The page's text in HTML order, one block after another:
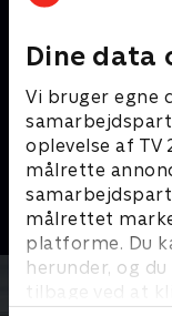
Dine data
Vi bruger egne
oplevelse af TV
målrette
målrettet
platforme. Du
herunder, og
tilbage ved at
Blændende
Livsstil • 1 sæsoner